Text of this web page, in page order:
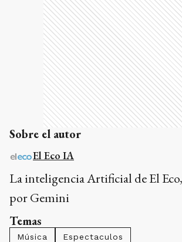
Sobre el autor
El Eco IA
La inteligencia Artificial de El
por Gemini
Temas
Música Espectaculos